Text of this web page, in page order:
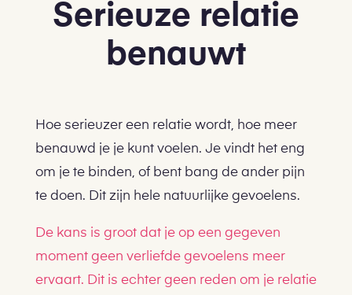
Serieuze relatie
benauwt
Hoe serieuzer een relatie wordt, hoe meer
benauwd je je kunt voelen. Je vindt het eng
om je te binden, of bent bang de ander pijn
te doen. Dit zijn hele natuurlijke gevoelens.
De kans is groot dat je op een gegeven
moment geen verliefde gevoelens meer
ervaart. Dit is echter geen reden om je relatie